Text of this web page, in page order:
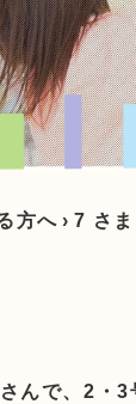
方へ › 7 さ
んで、2・